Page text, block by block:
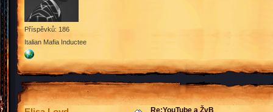
Příspěvků: 186
Italian Mafia Inductee
Re:YouTube a ŽvB